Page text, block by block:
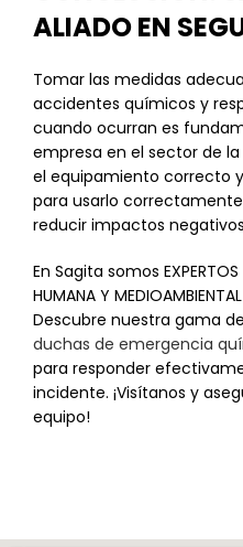
ALIADO EN
Tomar las medidas
accidentes químicos y
cuando ocurran es
empresa en el sector de
el equipamiento correcto
para usarlo
reducir impactos
En Sagita somos EXPERTOS
HUMANA Y
Descubre nuestra gama
duchas de emergencia
para responder
incidente. ¡Visítanos y
equipo!